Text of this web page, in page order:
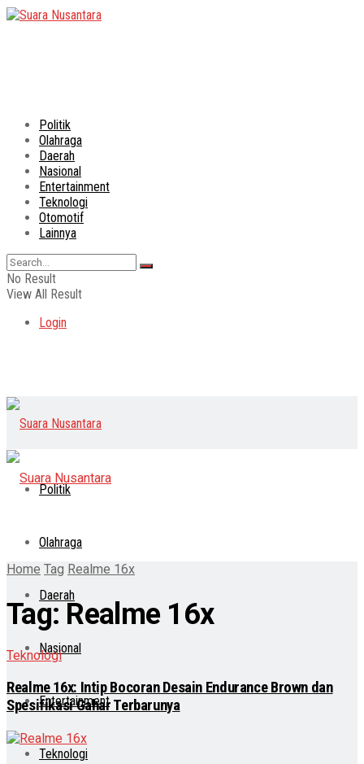
Politik
Olahraga
Daerah
Nasional
Entertainment
Teknologi
Otomotif
Lainnya
No Result
View All Result
Login
Politik
Olahraga
Daerah
Nasional
Entertainment
Teknologi
Home Tag Realme 16x
Tag: Realme 16x
Teknologi
Realme 16x: Intip Bocoran Desain Endurance Brown dan
Spesifikasi Gahar Terbarunya